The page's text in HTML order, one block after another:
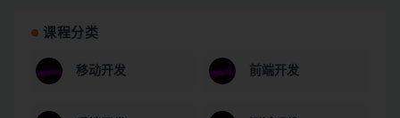
课程分类
移动开发 前端开发